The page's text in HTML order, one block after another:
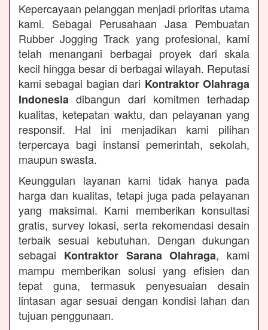
Kepercayaan pelanggan menjadi prioritas utama
kami. Sebagai Perusahaan Jasa Pembuatan
Rubber Jogging Track yang profesional, kami
telah menangani berbagai proyek dari skala
kecil hingga besar di berbagai wilayah. Reputasi
kami sebagai bagian dari Kontraktor Olahraga
Indonesia dibangun dari komitmen terhadap
kualitas, ketepatan waktu, dan pelayanan yang
responsif. Hal ini menjadikan kami pilihan
terpercaya bagi instansi pemerintah, sekolah,
maupun swasta.
Keunggulan layanan kami tidak hanya pada
harga dan kualitas, tetapi juga pada pelayanan
yang maksimal. Kami memberikan konsultasi
gratis, survey lokasi, serta rekomendasi desain
terbaik sesuai kebutuhan. Dengan dukungan
sebagai Kontraktor Sarana Olahraga, kami
mampu memberikan solusi yang efisien dan
tepat guna, termasuk penyesuaian desain
lintasan agar sesuai dengan kondisi lahan dan
tujuan penggunaan.